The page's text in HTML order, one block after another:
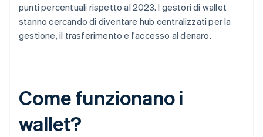
punti percentuali rispetto al 2023. I gestori di wallet
stanno cercando di diventare hub centralizzati per la
gestione, il trasferimento e l'accesso al denaro.
Come funzionano i
wallet?